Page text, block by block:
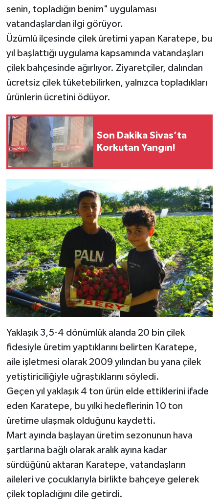
senin, topladığın benim" uygulaması
vatandaşlardan ilgi görüyor.
Üzümlü ilçesinde çilek üretimi yapan Karatepe, bu
yıl başlattığı uygulama kapsamında vatandaşları
çilek bahçesinde ağırlıyor. Ziyaretçiler, dalından
ücretsiz çilek tüketebilirken, yalnızca topladıkları
ürünlerin ücretini ödüyor.
Son Dakika Sivas’ta
Korkutan Yangın!
Yaklaşık 3,5-4 dönümlük alanda 20 bin çilek
fidesiyle üretim yaptıklarını belirten Karatepe,
aile işletmesi olarak 2009 yılından bu yana çilek
yetiştiriciliğiyle uğraştıklarını söyledi.
Geçen yıl yaklaşık 4 ton ürün elde ettiklerini ifade
eden Karatepe, bu yılki hedeflerinin 10 ton
üretime ulaşmak olduğunu kaydetti.
Mart ayında başlayan üretim sezonunun hava
şartlarına bağlı olarak aralık ayına kadar
sürdüğünü aktaran Karatepe, vatandaşların
aileleri ve çocuklarıyla birlikte bahçeye gelerek
çilek topladığını dile getirdi.